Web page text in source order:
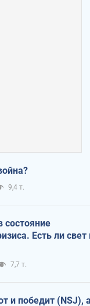
9,4 т.
состояние
Есть ли свет
7,7 т.
и победит (NSJ), а